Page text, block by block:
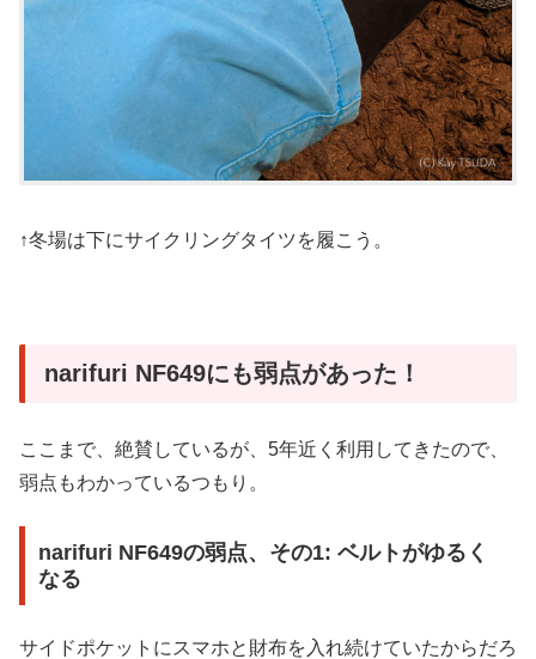
↑冬場は下にサイクリングタイツを履こう。
narifuri NF649にも弱点があった！
ここまで、絶賛しているが、5年近く利用してきたので、
弱点もわかっているつもり。
narifuri NF649の弱点、その1: ベルトがゆるく
なる
サイドポケットにスマホと財布を入れ続けていたからだろ